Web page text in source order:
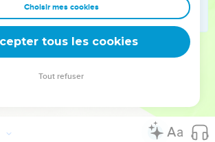
est grasse, Et sa nourriture copieuse.
son filet, Et continuer sans pitié à
?
– Bibli’O, 1978, avec autorisation. Pour vous procurer
Choisir mes cookies
tous les cookies
Tout refuser